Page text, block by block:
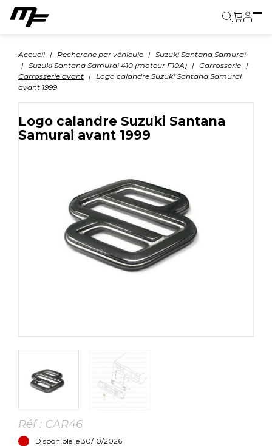
Accueil Recherche par véhicule
Suzuki Santana Samurai
Suzuki Santana Samurai 410 (moteur F10A)
Carrosserie
Carrosserie avant
Logo calandre Suzuki Santana Samurai
avant 1999
Logo calandre Suzuki Santana
Samurai avant 1999
Réf : CAR46
Disponible le 30/10/2026